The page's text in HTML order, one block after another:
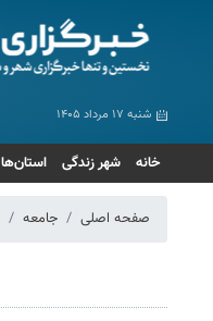
شنبه ۱۷ مرداد ۱۴۰۵
خانه شهر زندگی استان‌ها
صفحه اصلی جامعه